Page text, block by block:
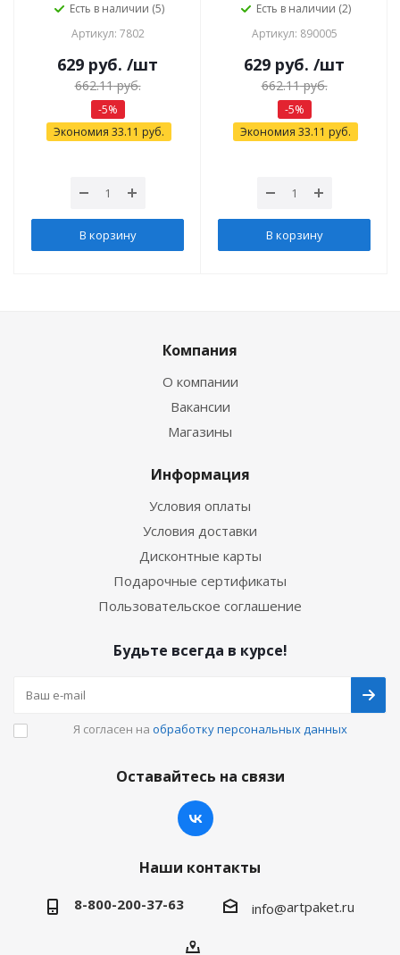
Есть в наличии (5)
Артикул: 7802
629 руб. /шт
662.11руб.
-5%
Экономия 33.11 руб.
В корзину
Есть в наличии (2)
Артикул: 890005
629 руб. /шт
662.11руб.
-5%
Экономия 33.11 руб.
В корзину
Компания
О компании
Вакансии
Магазины
Информация
Условия оплаты
Условия доставки
Дисконтные карты
Подарочные сертификаты
Пользовательское соглашение
Будьте всегда в курсе!
Я согласен на обработку персональных данных
Оставайтесь на связи
Наши контакты
8-800-200-37-63 info@artpaket.ru